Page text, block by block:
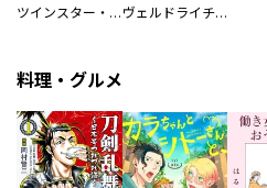
ツインスター・サイクロン・ランナウェイ ヴェルドライチオシ聖典パック 『転スラ』ミニ画集付き シリウス人気作３選
料理・グルメ